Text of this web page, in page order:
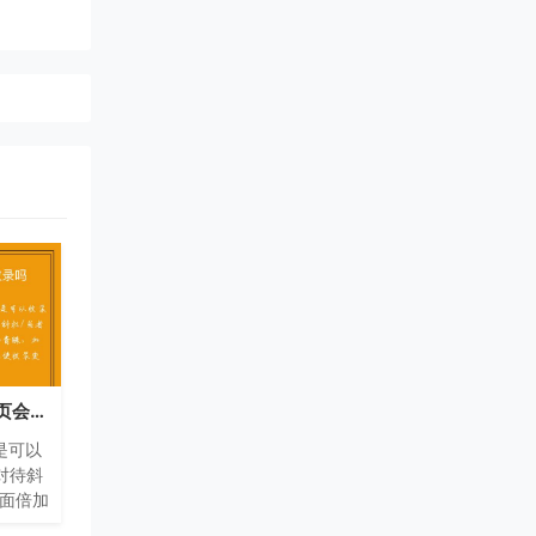
wordpress中的html页会被收录吗
可以
待斜
倍加